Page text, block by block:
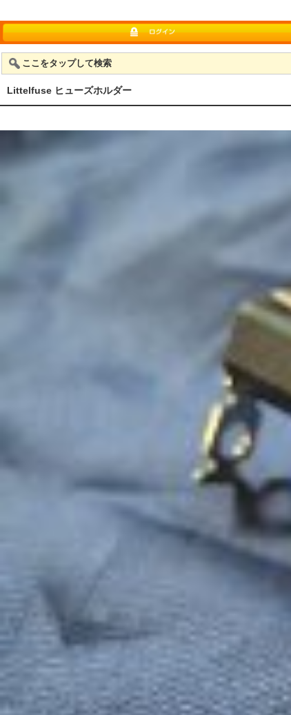
ここをタップして検索
Littelfuse ヒューズホルダー